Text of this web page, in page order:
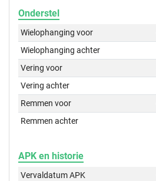
Onderstel
Wielophanging voor
Wielophanging achter
Vering voor
Vering achter
Remmen voor
Remmen achter
APK en historie
Vervaldatum APK